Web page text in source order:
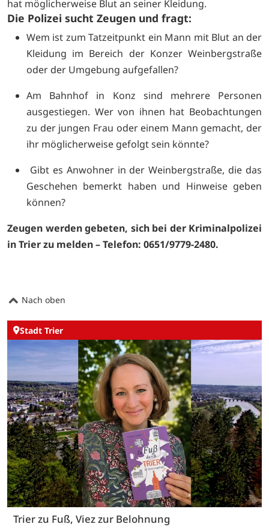
hat möglicherweise Blut an seiner Kleidung.
Die Polizei sucht Zeugen und fragt:
Wem ist zum Tatzeitpunkt ein Mann mit Blut an der
Kleidung im Bereich der Konzer Weinbergstraße
oder der Umgebung aufgefallen?
Am Bahnhof in Konz sind mehrere Personen
ausgestiegen. Wer von ihnen hat Beobachtungen
zu der jungen Frau oder einem Mann gemacht, der
ihr möglicherweise gefolgt sein könnte?
Gibt es Anwohner in der Weinbergstraße, die das
Geschehen bemerkt haben und Hinweise geben
können?
Zeugen werden gebeten, sich bei der Kriminalpolizei
in Trier zu melden – Telefon: 0651/9779-2480.
Nach oben
Stadt Trier
Trier zu Fuß, Viez zur Belohnung